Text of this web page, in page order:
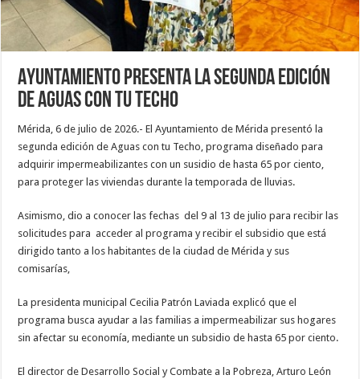
Ayuntamiento presenta la segunda edición
de Aguas con tu Techo
Mérida, 6 de julio de 2026.- El Ayuntamiento de Mérida presentó la
segunda edición de Aguas con tu Techo, programa diseñado para
adquirir impermeabilizantes con un susidio de hasta 65 por ciento,
para proteger las viviendas durante la temporada de lluvias.
Asimismo, dio a conocer las fechas del 9 al 13 de julio para recibir las
solicitudes para acceder al programa y recibir el subsidio que está
dirigido tanto a los habitantes de la ciudad de Mérida y sus
comisarías,
La presidenta municipal Cecilia Patrón Laviada explicó que el
programa busca ayudar a las familias a impermeabilizar sus hogares
sin afectar su economía, mediante un subsidio de hasta 65 por ciento.
El director de Desarrollo Social y Combate a la Pobreza, Arturo León